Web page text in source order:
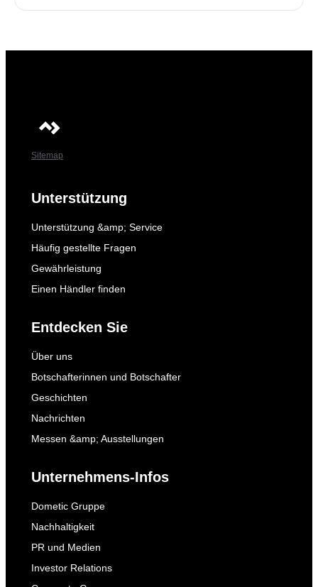
Sitemap
Unterstützung
Unterstützung &amp; Service
Häufig gestellte Fragen
Gewährleistung
Einen Händler finden
Entdecken Sie
Über uns
Botschafterinnen und Botschafter
Geschichten
Nachrichten
Messen &amp; Ausstellungen
Unternehmens-Infos
Dometic Gruppe
Nachhaltigkeit
PR und Medien
Investor Relations